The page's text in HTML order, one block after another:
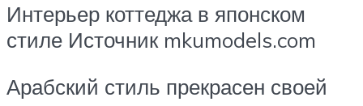
Интерьер коттеджа в японском
стиле Источник mkumodels.com
Арабский стиль прекрасен своей